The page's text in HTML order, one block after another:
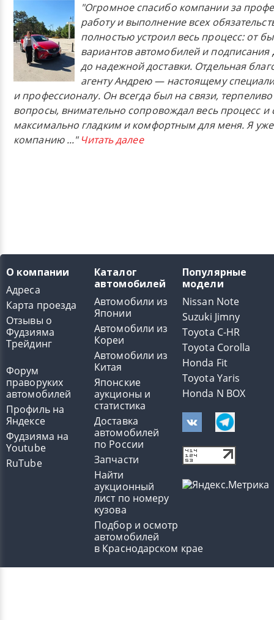
"Огромное спасибо компании за
работу и выполнение всех
полностью устроил весь процесс: от
вариантов автомобилей и подписания
до надежной доставки. Отдельная
агенту Андрею — настоящему
и профессионалу. Он всегда был на связи,
вопросы, внимательно сопровождал весь процесс и
максимально гладким и комфортным для меня. Я
компанию..." Читать далее
О компании
Адреса
Карта проезда
Отзывы о
Фудзияма
Трейдинг
Форум
праворуких
автомобилей
Профиль на
Яндексе
Фудзияма на
Youtube
RuTube
Каталог
автомобилей
Автомобили из
Японии
Автомобили из
Кореи
Автомобили из
Китая
Японские
аукционы и
статистика
Доставка
автомобилей
по России
Запчасти
Найти
аукционный
лист по номеру
кузова
Подбор и осмотр
автомобилей
в Краснодарском крае
Популярные
модели
Nissan Note
Suzuki Jimny
Toyota C-HR
Toyota Corolla
Honda Fit
Toyota Yaris
Honda N BOX